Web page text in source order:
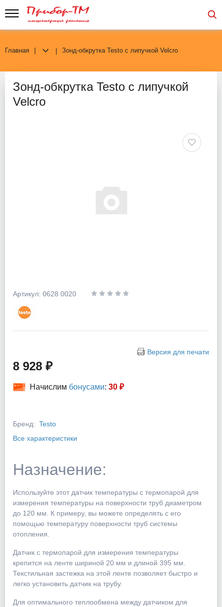
Главная Зонд-обкрутка Testo с липучкой Velcro
Зонд-обкрутка Testo с липучкой
Velcro
Артикул: 0628 0020
Версия для печати
8 928 ₽
Начислим бонусами: 30 ₽
Бренд: Testo
Все характеристики
Назначение:
Используйте этот датчик температуры с термопарой для
измерения температуры на поверхности труб диаметром
до 120 мм. К примеру, вы можете определять с его
помощью температуру поверхности труб системы
отопления.
Датчик с термопарой для измерения температуры
крепится на ленте шириной 20 мм и длиной 395 мм.
Текстильная застежка на этой ленте позволяет быстро и
легко установить датчик на трубу.
Для оптимального теплообмена между датчиком для